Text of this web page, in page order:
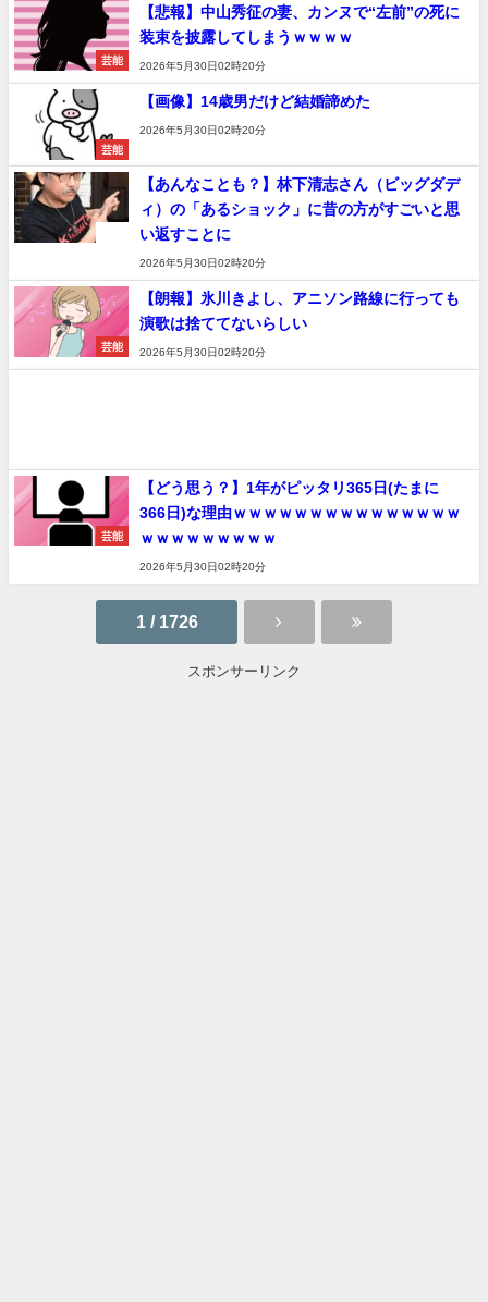
芸能
【悲報】中山秀征の妻、カンヌで“左前”の死に
装束を披露してしまうｗｗｗｗ
2026年5月30日02時20分
芸能
【画像】14歳男だけど結婚諦めた
2026年5月30日02時20分
【あんなことも？】林下清志さん（ビッグダデ
ィ）の「あるショック」に昔の方がすごいと思
い返すことに
2026年5月30日02時20分
芸能
【朗報】氷川きよし、アニソン路線に行っても
演歌は捨ててないらしい
2026年5月30日02時20分
芸能
【どう思う？】1年がピッタリ365日(たまに
366日)な理由ｗｗｗｗｗｗｗｗｗｗｗｗｗｗｗ
ｗｗｗｗｗｗｗｗｗ
2026年5月30日02時20分
1 / 1726
スポンサーリンク